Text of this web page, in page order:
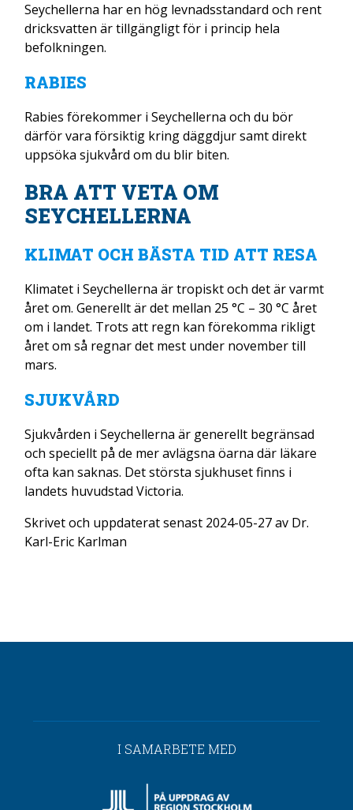
Seychellerna har en hög levnadsstandard och rent
dricksvatten är tillgängligt för i princip hela
befolkningen.
RABIES
Rabies förekommer i Seychellerna och du bör
därför vara försiktig kring däggdjur samt direkt
uppsöka sjukvård om du blir biten.
BRA ATT VETA OM
SEYCHELLERNA
KLIMAT OCH BÄSTA TID ATT RESA
Klimatet i Seychellerna är tropiskt och det är varmt
året om. Generellt är det mellan 25 °C – 30 °C året
om i landet. Trots att regn kan förekomma rikligt
året om så regnar det mest under november till
mars.
SJUKVÅRD
Sjukvården i Seychellerna är generellt begränsad
och speciellt på de mer avlägsna öarna där läkare
ofta kan saknas. Det största sjukhuset finns i
landets huvudstad Victoria.
Skrivet och uppdaterat senast 2024-05-27 av Dr.
Karl-Eric Karlman
I SAMARBETE MED